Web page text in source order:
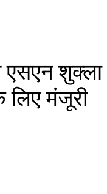
एसएन शुक्ला
लिए मंजूरी